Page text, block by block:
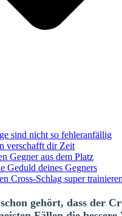
sind nicht so fehleranfällig
verschafft dir Zeit
Gegner aus dem Platz
Geduld deines Gegners
Cross-Schlag super trainieren
gehört, dass der